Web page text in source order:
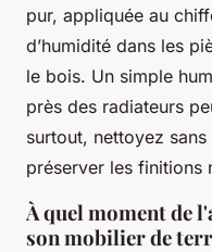
pur, appliquée au
d’humidité dans les
le bois. Un simple
près des radiateurs
surtout, nettoyez
préserver les finitions
À quel moment de
son mobilier de